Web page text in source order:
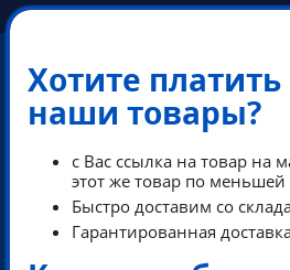
Хотите
наши товары?
с Вас ссылка на товар на
этот же товар по меньшей
Быстро доставим со
Гарантированная